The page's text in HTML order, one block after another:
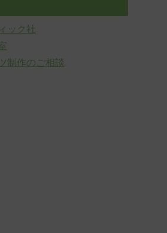
ック社
制作のご相談